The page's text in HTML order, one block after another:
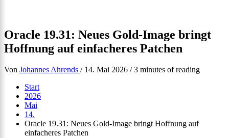
Oracle 19.31: Neues Gold-Image bringt
Hoffnung auf einfacheres Patchen
Von Johannes Ahrends / 14. Mai 2026 /3 minutes of reading
Start
2026
Mai
14.
Oracle 19.31: Neues Gold-Image bringt Hoffnung auf
einfacheres Patchen